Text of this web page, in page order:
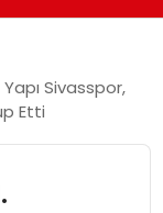
Sivasspor,
Etti